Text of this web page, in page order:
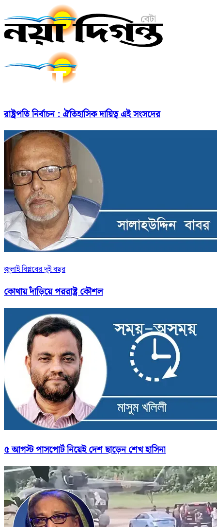
রাষ্ট্রপতি নির্বাচন : ঐতিহাসিক দায়িত্ব এই সংসদের
জুলাই বিপ্লবের দুই বছর
কোথায় দাঁড়িয়ে পররাষ্ট্র কৌশল
৫ আগস্ট পাসপোর্ট নিয়েই দেশ ছাড়েন শেখ হাসিনা